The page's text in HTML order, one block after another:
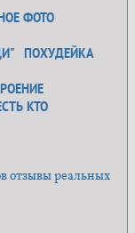
ФОТО
ПОХУДЕЙКА
КТО
отзывы реальных